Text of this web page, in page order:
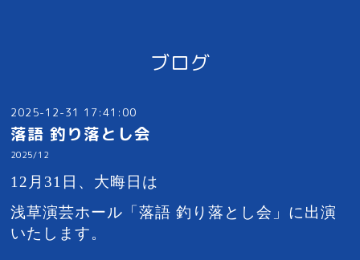
ブログ
2025-12-31 17:41:00
落語 釣り落とし会
2025/12
12月31日、大晦日は
浅草演芸ホール「落語 釣り落とし会」に出演
いたします。